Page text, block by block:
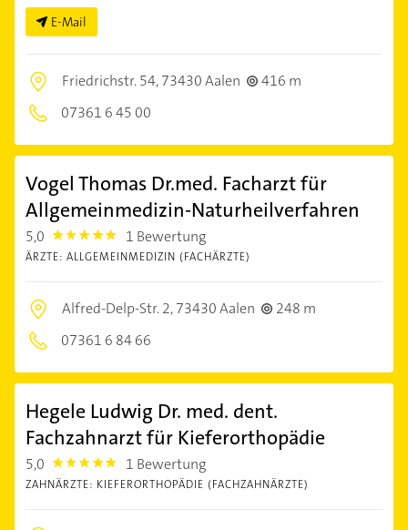
E-Mail
Friedrichstr. 54,73430 Aalen
416 m
07361 6 45 00
Vogel Thomas Dr.med. Facharzt für
Allgemeinmedizin-Naturheilverfahren
5,0 5.0 1 Bewertung
ÄRZTE: ALLGEMEINMEDIZIN (FACHÄRZTE)
Alfred-Delp-Str. 2,73430 Aalen
248 m
07361 6 84 66
Hegele Ludwig Dr. med. dent.
Fachzahnarzt für Kieferorthopädie
5,0 5.0 1 Bewertung
ZAHNÄRZTE: KIEFERORTHOPÄDIE (FACHZAHNÄRZTE)